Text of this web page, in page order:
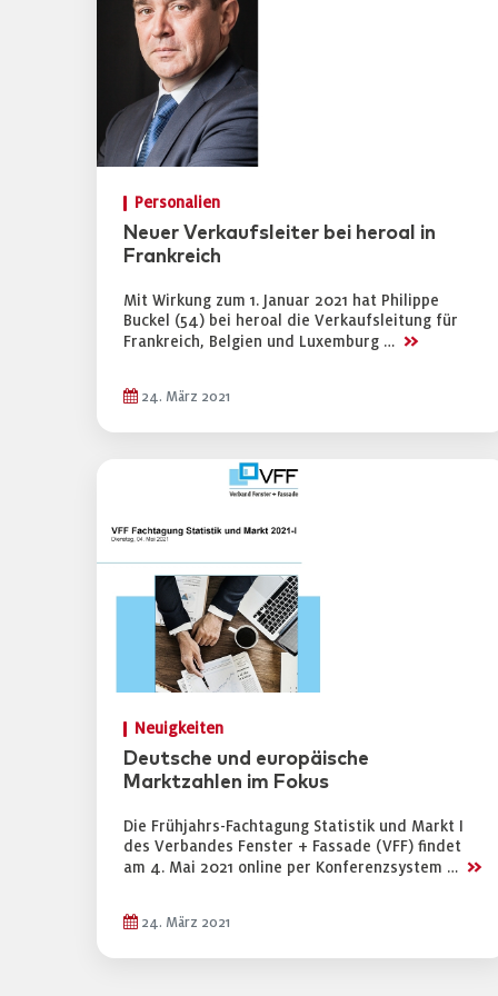
Personalien
Neuer Verkaufsleiter bei heroal in
Frankreich
Mit Wirkung zum 1. Januar 2021 hat Philippe
Buckel (54) bei heroal die Verkaufsleitung für
Frankreich, Belgien und Luxemburg … >>
24. März 2021
Neuigkeiten
Deutsche und europäische
Marktzahlen im Fokus
Die Frühjahrs-Fachtagung Statistik und Markt I
des Verbandes Fenster + Fassade (VFF) findet
am 4. Mai 2021 online per Konferenzsystem … >>
24. März 2021